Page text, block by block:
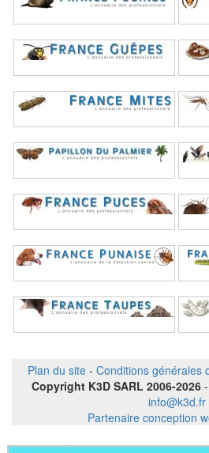
Plan du site - Conditions générales
Copyright K3D SARL 2006-2026 -
info@k3d.fr
Partenaire conception